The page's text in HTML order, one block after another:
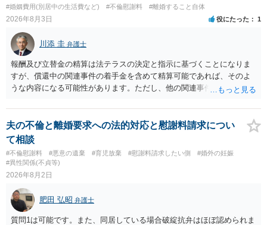
今後のことを考えて書いてもらうか否かを検討するのがよいと思いま
す。今ある証拠以上のことを証明（証明力を強めることも含む）でき
るのであれば，前向きに検討を進めるという考え方でもよいでしょ
う。慰謝料請求としては証拠として使えることが前提であり，その価
値と夫との関係との均衡のように思います。 ③行政書士に委任をして
いるのであれば，どのような内容の委任なのか不明ですが，その行政
書士との協議になると思います。請求するか，訴訟にするか，その点
の見極めや，相手方は性交類似行為は認めているのか，それさえも否
定しているのかによって，考え方・進め方は変わってくると思いま
す。 ④性交類似行為を認めているにもかかわらず支払を拒否するので
あれば，本人（行政書士でも同じだと思います。）への対応ではあま
り変わらないように思います。減額で折り合えるなら本人様の交渉で
もよいように思いますが，ゼロかどうかの観点であれば，訴訟に進む
しかなくなるようにも思います。そうしますと，お近くの弁護士に相
談して進めることを検討した方がよいようにも思います。
#婚姻費用(別居中の生活費など) #不倫慰謝料 #離婚すること自体
2026年8月3日 役にたった 1
川添 圭 弁護士
報酬及び立替金の精算は法テラスの決定と指示に基づくことになりま
すが、償還中の関連事件の着手金を含めて精算可能であれば、そのよ
うな内容になる可能性があります。ただし、他の関連事件でも相手方
情によって対応が違いますので、法テラスへお尋ねいただいた方が確
実です。
夫の不倫と離婚要求への法的対応と慰謝料請求につい
て相談
#不倫慰謝料 #悪意の遺棄 #育児放棄 #慰謝料請求したい側
#婚外の妊娠
#異性関係(不貞等)
2026年8月2日
肥田 弘昭 弁護士
質問1は可能です。また、同居している場合破綻抗弁はほぼ認められま